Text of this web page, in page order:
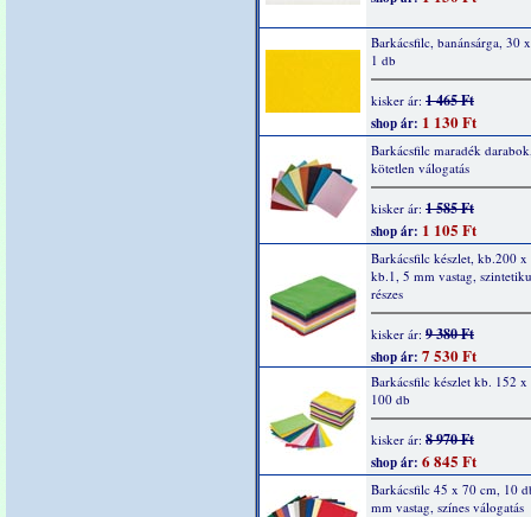
Barkácsfilc, banánsárga, 30
1 db
kisker ár: 1 465 Ft
shop ár: 1 130 Ft
Barkácsfilc maradék
kötetlen válogatás
kisker ár: 1 585 Ft
shop ár: 1 105 Ft
Barkácsfilc készlet, kb.200
kb.1, 5 mm vastag,
részes
kisker ár: 9 380 Ft
shop ár: 7 530 Ft
Barkácsfilc készlet kb. 152
100 db
kisker ár: 8 970 Ft
shop ár: 6 845 Ft
Barkácsfilc 45 x 70 cm, 10
mm vastag, színes válogatás